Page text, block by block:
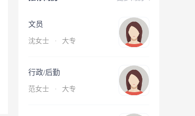
文员
沈女士 · 大专
行政/后勤
范女士 · 大专